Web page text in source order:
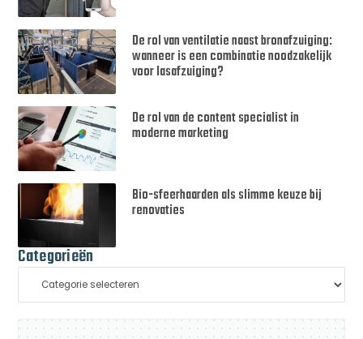
De rol van ventilatie naast bronafzuiging:
wanneer is een combinatie noodzakelijk
voor lasafzuiging?
De rol van de content specialist in
moderne marketing
Bio-sfeerhaarden als slimme keuze bij
renovaties
Categorieën